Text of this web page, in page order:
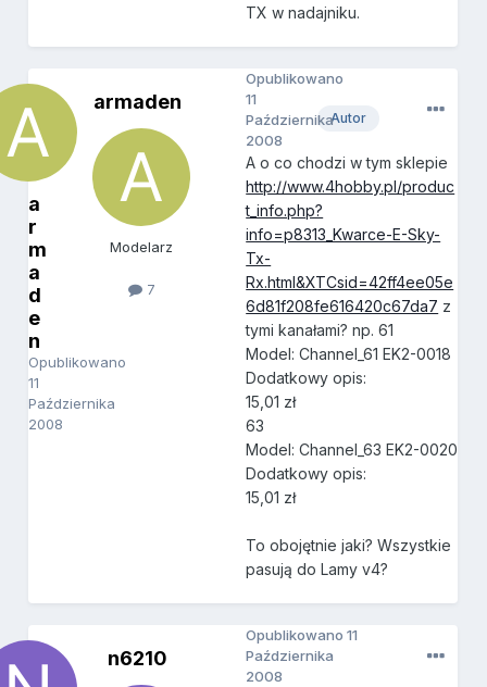
TX w nadajniku.
a
r
m
a
d
e
n
Opublikowano
11
Października
2008
armaden
Modelarz
7
Autor
Opublikowano
11
Października
2008
A o co chodzi w tym sklepie
http://www.4hobby.pl/produc
t_info.php?
info=p8313_Kwarce-E-Sky-
Tx-
Rx.html&XTCsid=42ff4ee05e
6d81f208fe616420c67da7 z
tymi kanałami? np. 61
Model: Channel_61 EK2-0018
Dodatkowy opis:
15,01 zł
63
Model: Channel_63 EK2-0020
Dodatkowy opis:
15,01 zł
To obojętnie jaki? Wszystkie
pasują do Lamy v4?
n6210
Opublikowano11
Października
2008